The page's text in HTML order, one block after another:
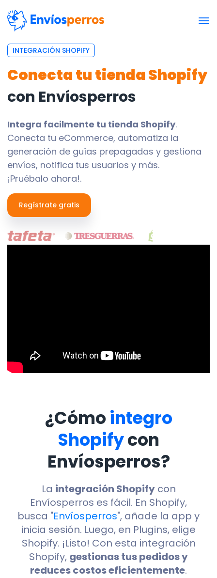
INTEGRACIÓN SHOPIFY
Conecta tu tienda Shopify
con Envíosperros
Integra facilmente tu tienda Shopify.
Conecta tu eCommerce, automatiza la
generación de guías prepagadas y gestiona
envíos, notifica tus usuarios y más.
¡Pruébalo ahora!.
Regístrate gratis
¿Cómo integro
Shopifycon
Envíosperros?
La integración Shopifycon
Envíosperros es fácil. En Shopify,
busca "Envíosperros", añade la app y
inicia sesión. Luego, en Plugins, elige
Shopify. ¡Listo! Con esta integración
Shopify, gestionas tus pedidos y
reduces costos eficientemente.